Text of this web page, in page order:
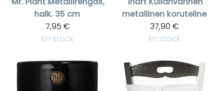
halk. 35 cm
7,95 €
En stock
metallinen koruteline
37,90 €
En stock